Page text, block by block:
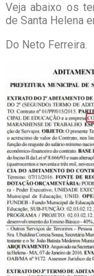
Veja abaixo os
de Santa Helena
Do Neto Ferreira.